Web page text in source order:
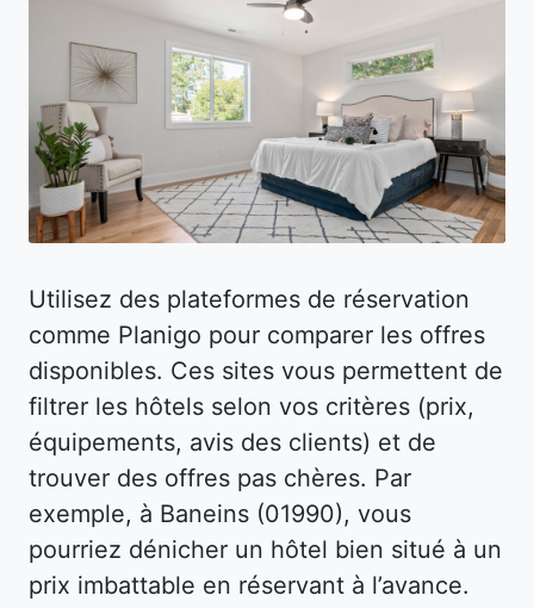
Utilisez des plateformes de réservation
comme Planigo pour comparer les offres
disponibles. Ces sites vous permettent de
filtrer les hôtels selon vos critères (prix,
équipements, avis des clients) et de
trouver des offres pas chères. Par
exemple, à Baneins (01990), vous
pourriez dénicher un hôtel bien situé à un
prix imbattable en réservant à l’avance.